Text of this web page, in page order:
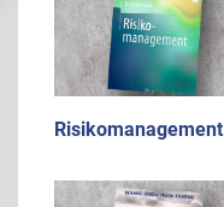
Risikomanagement